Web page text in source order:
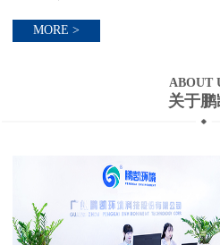
锚定绿色低碳发...
MORE >
ABOUT
关于鹏